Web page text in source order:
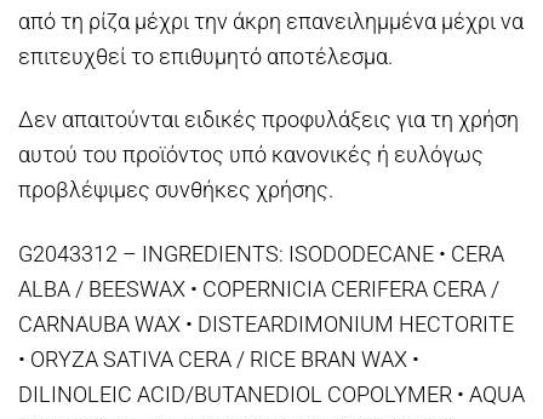
από τη ρίζα μέχρι την άκρη επανειλημμένα μέχρι να
επιτευχθεί το επιθυμητό αποτέλεσμα.
Δεν απαιτούνται ειδικές προφυλάξεις για τη χρήση
αυτού του προϊόντος υπό κανονικές ή ευλόγως
προβλέψιμες συνθήκες χρήσης.
G2043312 – INGREDIENTS: ISODODECANE • CERA
ALBA / BEESWAX • COPERNICIA CERIFERA CERA /
CARNAUBA WAX • DISTEARDIMONIUM HECTORITE
• ORYZA SATIVA CERA / RICE BRAN WAX •
DILINOLEIC ACID/BUTANEDIOL COPOLYMER • AQUA